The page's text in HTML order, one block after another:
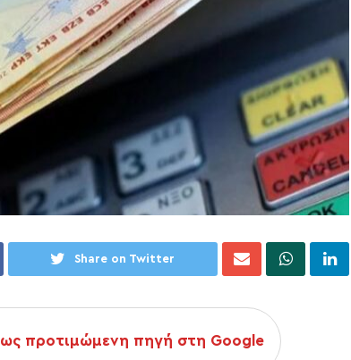
Share on Twitter
ως προτιμώμενη πηγή στη Google